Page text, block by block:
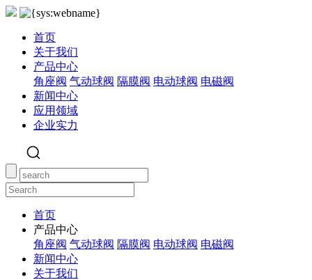
首页
关于我们
产品中心
角座阀 气动球阀 隔膜阀 电动球阀 电磁阀
新闻中心
应用领域
企业实力
首页
产品中心
角座阀 气动球阀 隔膜阀 电动球阀 电磁阀
新闻中心
关于我们